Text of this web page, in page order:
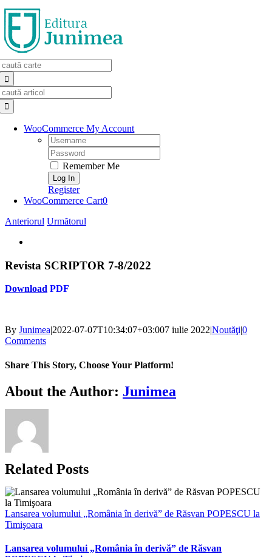
Skip
to
content
WooCommerce My Account
Username:
Password:
Remember Me
Register
WooCommerce Cart0
Anteriorul Următorul
Image
Revista SCRIPTOR 7-8/2022
Download PDF
By Junimea|2022-07-07T10:34:07+03:007 iulie 2022|Noutăţi|0
Comments
Share This Story, Choose Your Platform!
Facebook
X
Bluesky
Reddit
LinkedIn
WhatsApp
Telegram
Tumblr
Xing
Email
Copy
Link
About the Author: Junimea
Related Posts
Lansarea volumului „România în derivă” de Răsvan POPESCU la
Timişoara
Lansarea volumului „România în derivă” de Răsvan